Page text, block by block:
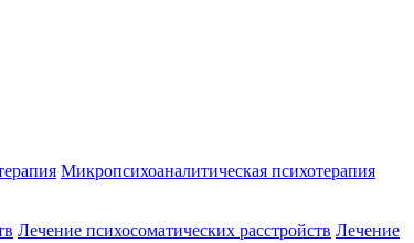
Микропсихоаналитическая психотерапия
Лечение психосоматических расстройств Лечение